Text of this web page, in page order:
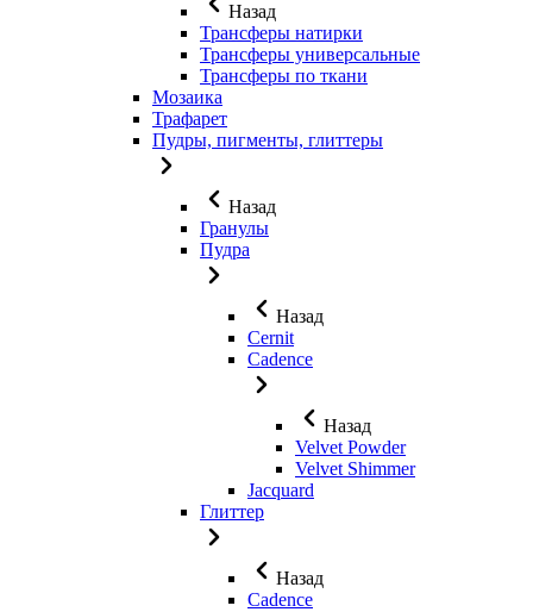
Назад
Трансферы натирки
Трансферы универсальные
Трансферы по ткани
Мозаика
Трафарет
Пудры, пигменты, глиттеры
Назад
Гранулы
Пудра
Назад
Cernit
Cadence
Назад
Velvet Powder
Velvet Shimmer
Jaсquard
Глиттер
Назад
Cadence